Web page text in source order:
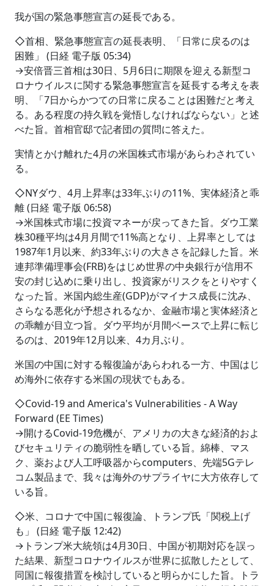
我が国の緊急事態宣言の延長である。
◇首相、緊急事態宣言の延長表明、「日常に戻るのは
困難」 (日経 電子版 05:34)
→安倍晋三首相は30日、5月6日に期限を迎える新型コ
ロナウイルスに関する緊急事態宣言を延長する考えを表
明、「7日からかつての日常に戻ることは困難だと考え
る。ある程度の持久戦を覚悟しなければならない」と述
べた旨。首相官邸で記者団の質問に答えた。
実情とかけ離れた4月の米国株式市場があらわされてい
る。
◇NYダウ、4月上昇率は33年ぶりの11%、実体経済と乖
離 (日経 電子版 06:58)
→米国株式市場に投資マネーが戻ってきた旨。ダウ工業
株30種平均は4月月間で11%高となり、上昇率としては
1987年1月以来、約33年ぶりの大きさを記録した旨。米
連邦準備理事会(FRB)をはじめ世界の中央銀行が信用不
安の封じ込めに乗り出し、投資家がリスクをとりやすく
なった旨。米国内総生産(GDP)がマイナス成長に沈み、
さらなる悪化が予想されるなか、金融市場と実体経済と
の乖離が目立つ旨。ダウ平均が月間ベースで上昇に転じ
るのは、2019年12月以来、4カ月ぶり。
米国の中国に対する報復論があらわれる一方、中国はじ
め海外に依存する米国の現状でもある。
◇Covid-19 and America's Vulnerabilities - A Way
Forward (EE Times)
→開けるCovid-19危機が、アメリカの大きな経済的およ
びセキュリティの脆弱性を晒している旨。綿棒、マス
ク、薬および人工呼吸器からcomputers、先端5Gテレ
コム製品まで、我々は海外のサプライヤに大方依存して
いる旨。
◇米、コロナで中国に報復論、トランプ氏「関税上げ
も」 (日経 電子版 12:42)
→トランプ米大統領は4月30日、中国が初期対応を誤っ
た結果、新型コロナウイルスが世界に拡散したとして、
同国に報復措置を検討していると明らかにした旨。トラ